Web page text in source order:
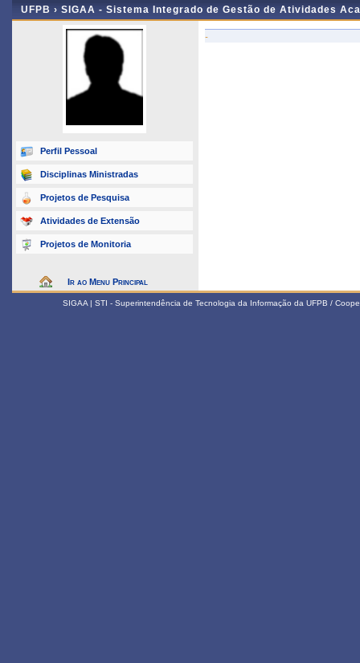
UFPB › SIGAA - Sistema Integrado de Gestão de Atividades
Perfil Pessoal
Disciplinas Ministradas
Projetos de Pesquisa
Atividades de Extensão
Projetos de Monitoria
Ir ao Menu Principal
-
SIGAA | STI - Superintendência de Tecnologia da Informação da UFPB /